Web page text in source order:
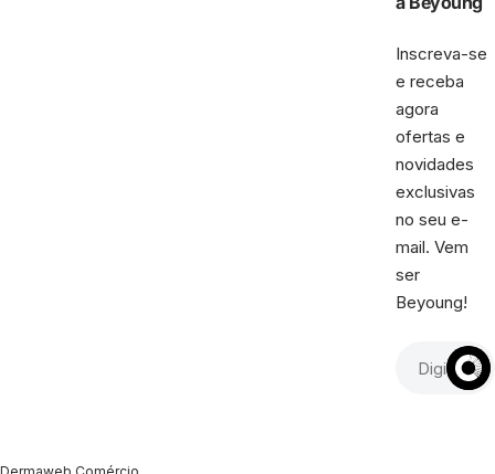
Inscreva-se
e receba
agora
ofertas e
novidades
exclusivas
no seu e-
mail. Vem
ser
Beyoung!